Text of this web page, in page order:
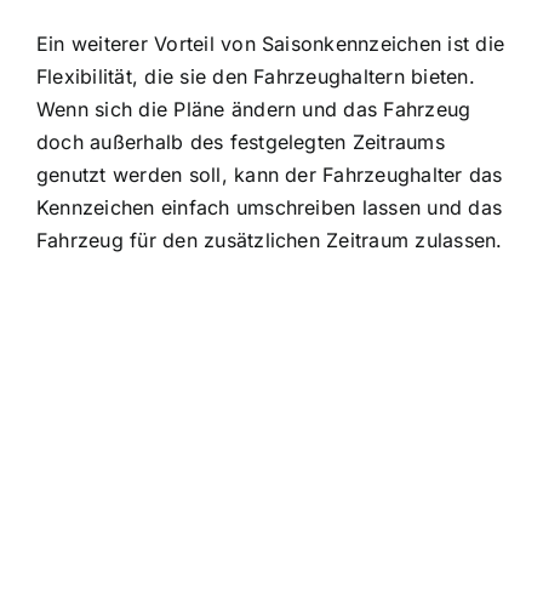
Ein weiterer Vorteil von Saisonkennzeichen ist die
Flexibilität, die sie den Fahrzeughaltern bieten.
Wenn sich die Pläne ändern und das Fahrzeug
doch außerhalb des festgelegten Zeitraums
genutzt werden soll, kann der Fahrzeughalter das
Kennzeichen einfach umschreiben lassen und das
Fahrzeug für den zusätzlichen Zeitraum zulassen.